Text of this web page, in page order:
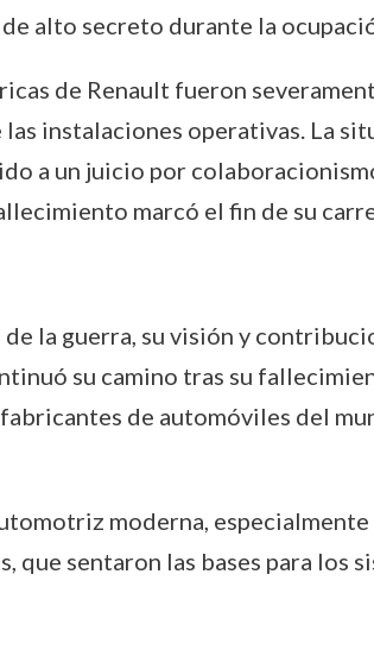
alto secreto durante la
de Renault fueron
instalaciones operativas. La
a un juicio por
marcó el fin de su
la guerra, su visión y
su camino tras su
de automóviles del
moderna,
sentaron las bases para los